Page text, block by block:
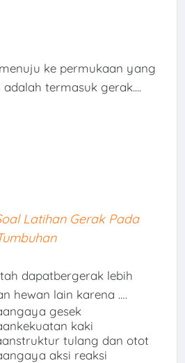
ke permukaan yang
termasuk gerak....
Latihan Gerak Pada
dapatbergerak lebih
hewan lain karena ….
gesek
kaki
tulang dan otot
aksi reaksi